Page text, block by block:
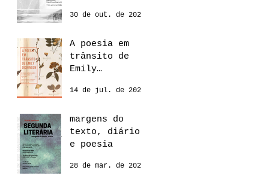
30 de out. de 2024
A poesia em
trânsito de
Emily
14 de jul. de 2022
margens do
texto, diário
e poesia
28 de mar. de 2022